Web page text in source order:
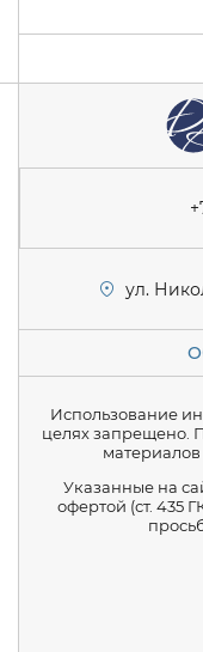
ул.
Использование
целях запрещено.
материалов
Указанные на
офертой (ст. 435